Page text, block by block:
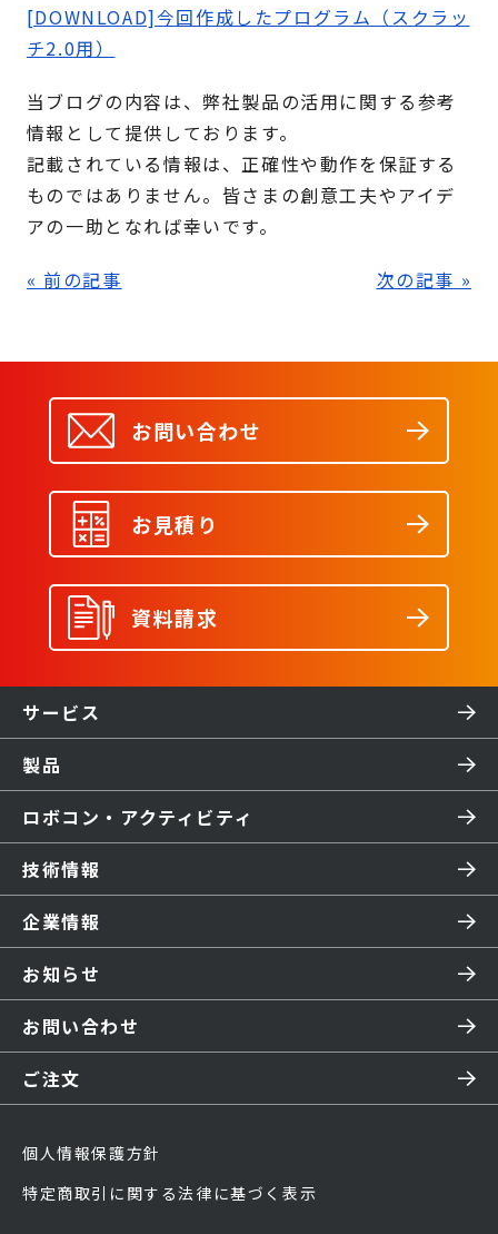
[DOWNLOAD]今回作成したプログラム（スクラッ
チ2.0用）
当ブログの内容は、弊社製品の活用に関する参考
情報として提供しております。
記載されている情報は、正確性や動作を保証する
ものではありません。皆さまの創意工夫やアイデ
アの一助となれば幸いです。
« 前の記事
次の記事 »
お問い合わせ
お見積り
資料請求
サービス
製品
ロボコン・アクティビティ
技術情報
企業情報
お知らせ
お問い合わせ
ご注文
個人情報保護方針
特定商取引に関する法律に基づく表示